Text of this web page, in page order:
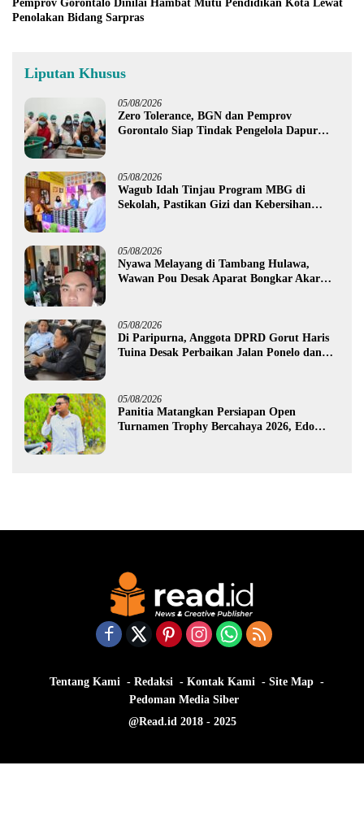
Pemprov Gorontalo Dinilai Hambat Mutu Pendidikan Kota Lewat
Penolakan Bidang Sarpras
Liputan Khusus
05/08/2026
Zero Tolerance, BGN dan Pemprov
Gorontalo Siap Tindak Pengelola Dapur
05/08/2026
Wagub Idah Tinjau Program MBG di
Sekolah, Pastikan Gizi dan Kebersihan
05/08/2026
Nyawa Melayang di Tambang Hulawa,
Wawan Pou Desak Aparat Bongkar Akar
05/08/2026
Di Paripurna, Anggota DPRD Gorut Haris
Tuina Desak Perbaikan Jalan Ponelo dan
05/08/2026
Panitia Matangkan Persiapan Open
Turnamen Trophy Bercahaya 2026, Edo
Tentang Kami Redaksi Kontak Kami
Site Map
Pedoman Media Siber
@Read.id 2018 - 2025